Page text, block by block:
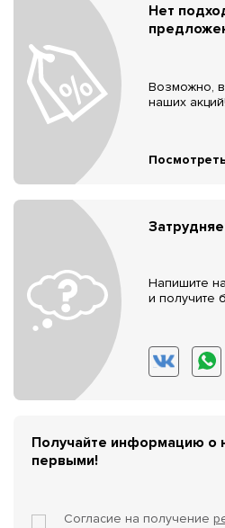
Нет
Возможно,
наших акций!
Напишите
и получите
Получайте информацию о
первыми!
Согласие на получение